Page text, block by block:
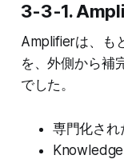
3-3-1.
Amplifierは、も
を、外側から補
でした。
専門化さ